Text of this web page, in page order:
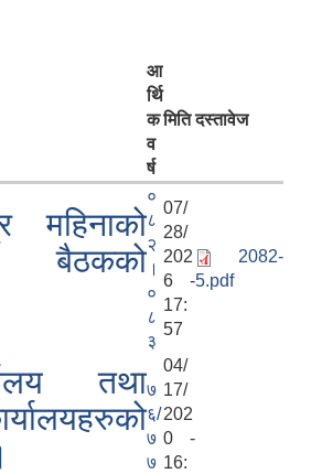
आ
र्थि
क
व
र्ष
मिति दस्तावेज
महिनाको
बैठकको
०
८
२
।
०
८
३
07/
28/
202
6 -
17:
57
2082-
5.pdf
तथा७
६/
७
७
04/
17/
202
0 -
16: